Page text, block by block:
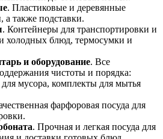
. Пластиковые и деревянные
а также подставки.
. Контейнеры для транспортировки и
холодных блюд, термосумки и
и оборудование. Все
чистоты и порядка:
мусора, комплекты для мытья
фарфоровая посуда для
. Прочная и легкая посуда для